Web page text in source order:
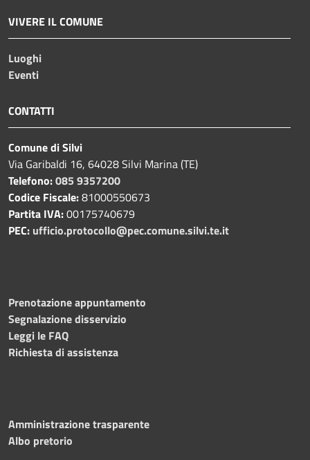
VIVERE IL COMUNE
Luoghi
Eventi
CONTATTI
Comune di Silvi
Via Garibaldi 16, 64028 Silvi Marina (TE)
Telefono:085 9357200
Codice Fiscale:81000550673
Partita IVA:00175740679
PEC: ufficio.protocollo@pec.comune.silvi.te.it
Prenotazione appuntamento
Segnalazione disservizio
Leggi le FAQ
Richiesta di assistenza
Amministrazione trasparente
Albo pretorio